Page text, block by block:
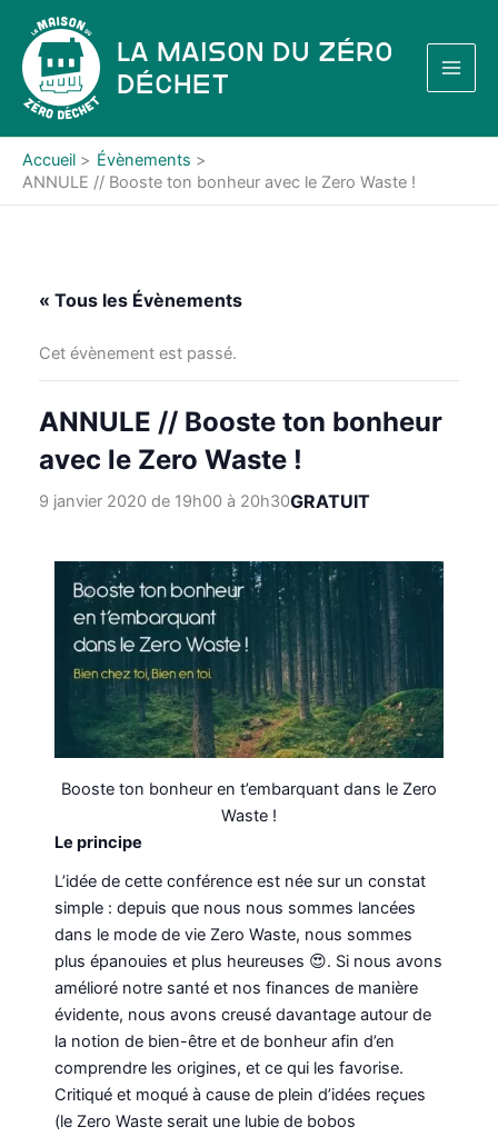
contenu
La Maison du Zéro
Déchet
Accueil
Évènements
ANNULE // Booste ton bonheur avec le Zero Waste !
« Tous les Évènements
Cet évènement est passé.
ANNULE // Booste ton bonheur
avec le Zero Waste !
9 janvier 2020 de 19h00à 20h30GRATUIT
Booste ton bonheur en t’embarquant dans le Zero
Waste !
Le principe
L’idée de cette conférence est née sur un constat
simple : depuis que nous nous sommes lancées
dans le mode de vie Zero Waste, nous sommes
plus épanouies et plus heureuses 😍. Si nous avons
amélioré notre santé et nos finances de manière
évidente, nous avons creusé davantage autour de
la notion de bien-être et de bonheur afin d’en
comprendre les origines, et ce qui les favorise.
Critiqué et moqué à cause de plein d’idées reçues
(le Zero Waste serait une lubie de bobos